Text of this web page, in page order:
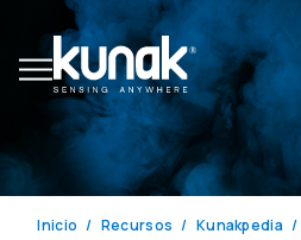
Inicio Recursos Kunakpedia